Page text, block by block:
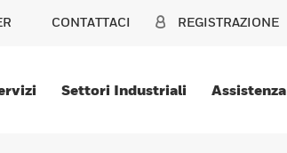
CONTATTACI REGISTRAZIONE
Settori Industriali Assistenza